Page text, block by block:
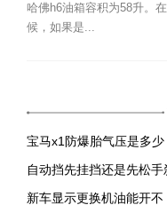
哈佛h6油箱容积为58升。
候，如果是...
宝马x1防爆胎气压是多少
自动挡先挂挡还是先松手
新车显示更换机油能开不